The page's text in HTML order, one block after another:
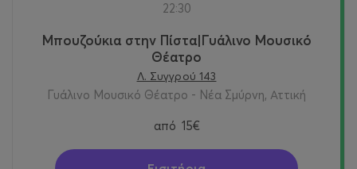
22:30
Μπουζούκια στην Πίστα|Γυάλινο Μουσικό
Θέατρο
Λ. Συγγρού 143
Γυάλινο Μουσικό Θέατρο - Νέα Σμύρνη, Αττική
από 15€